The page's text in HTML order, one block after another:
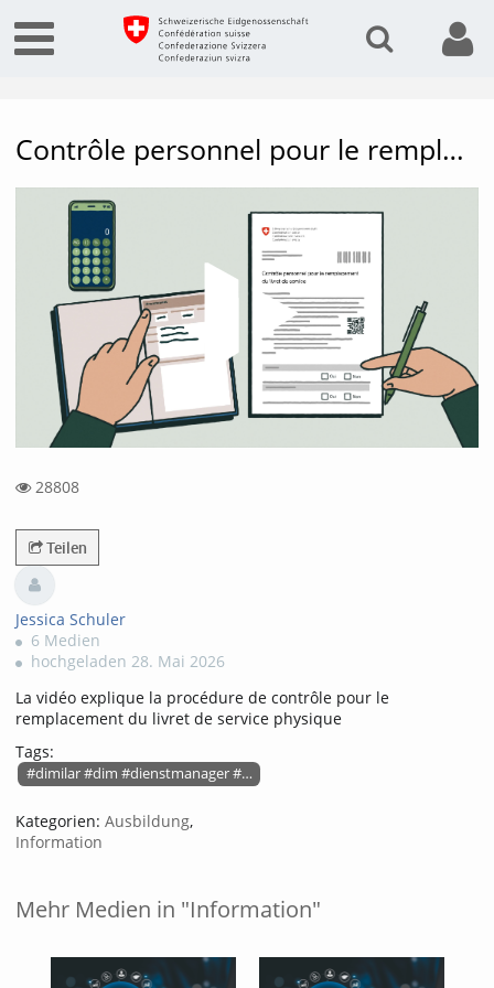
Contrôle personnel pour le remplacement du livret de service
28808
Teilen
Jessica Schuler
6 Medien
hochgeladen 28. Mai 2026
La vidéo explique la procédure de contrôle pour le
remplacement du livret de service physique
Tags:
#dimilar #dim #dienstmanager #dim-wallet #digitalermarschbefehl
Kategorien: Ausbildung,
Information
Mehr Medien in "Information"